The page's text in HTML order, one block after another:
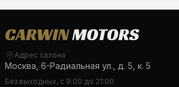
Адрес салона
Москва, 6-Радиальная ул., д. 5, к. 5
Без выходных, с 9:00 до 21:00